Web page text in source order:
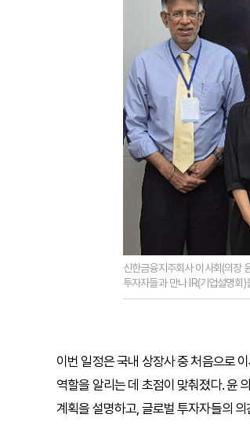
신한금융지주회사 이사회(의장
투자자들과 만나 IR(기업설명회
이번 일정은 국내 상장사 중 처음으로
역할을 알리는 데 초점이 맞춰졌다. 윤
계획을 설명하고, 글로벌 투자자들의